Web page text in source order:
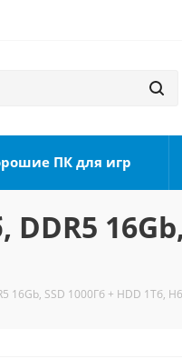
ПК для игр
16Gb, SSD 1000Гб + HDD 1Тб,